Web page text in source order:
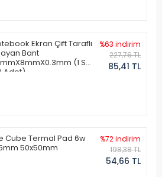
Ekran Çift Taraflı
Bant
(1 Set
Adet)
%63 indirim
227,76 TL
85,41 TL
Cube Termal Pad 6w
50x50mm
%72 indirim
198,38 TL
54,66 TL